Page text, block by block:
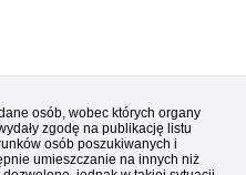
osób, wobec których organy
zgodę na publikację listu
osób poszukiwanych i
umieszczanie na innych niż